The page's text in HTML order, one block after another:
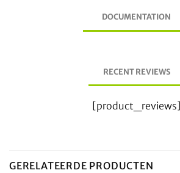
DOCUMENTATION
RECENT REVIEWS
[product_reviews]
GERELATEERDE PRODUCTEN